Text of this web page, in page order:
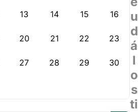
13 14 15 16
20 21 22 23
27 28 29 30
u
d
á
l
o
s
ti